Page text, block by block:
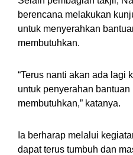
berencana melakukan
untuk menyerahkan
membutuhkan.
“Terus nanti akan ada lagi
untuk penyerahan
membutuhkan,” katanya.
Ia berharap melalui
dapat terus tumbuh dan